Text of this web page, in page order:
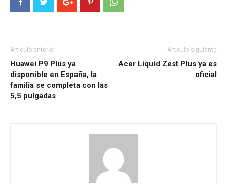
Artículo anterior
Huawei P9 Plus ya
disponible en España, la
familia se completa con las
5,5 pulgadas
Artículo siguiente
Acer Liquid Zest Plus ya es
oficial